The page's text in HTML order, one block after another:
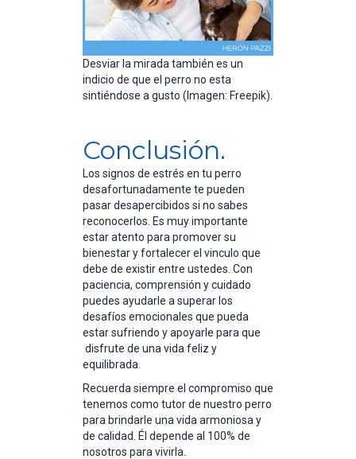
Desviar la mirada también es un
indicio de que el perro no esta
sintiéndose a gusto (Imagen: Freepik).
Conclusión.
Los signos de estrés en tu perro
desafortunadamente te pueden
pasar desapercibidos si no sabes
reconocerlos. Es muy importante
estar atento para promover su
bienestar y fortalecer el vinculo que
debe de existir entre ustedes. Con
paciencia, comprensión y cuidado
puedes ayudarle a superar los
desafíos emocionales que pueda
estar sufriendo y apoyarle para que
disfrute de una vida feliz y
equilibrada.
Recuerda siempre el compromiso que
tenemos como tutor de nuestro perro
para brindarle una vida armoniosa y
de calidad. Él depende al 100% de
nosotros para vivirla.